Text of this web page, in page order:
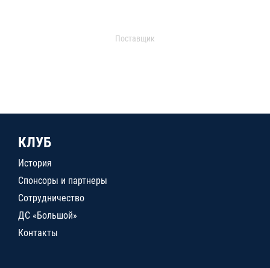
Поставщик
КЛУБ
История
Спонсоры и партнеры
Сотрудничество
ДС «Большой»
Контакты